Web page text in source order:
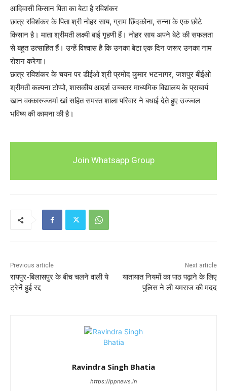
आदिवासी किसान पिता का बेटा है रविशंकर
छात्र रविशंकर के पिता श्री नोहर साय, ग्राम छिंदकोना, सन्ना के एक छोटे
किसान है। माता श्रीमती लक्ष्मी बाई गृहणी हैं। नोहर साय अपने बेटे की सफलता
से बहुत उत्साहित हैं। उन्हें विश्वास है कि उनका बेटा एक दिन जरूर उनका नाम
रोशन करेगा।
छात्र रविशंकर के चयन पर डीईओ श्री प्रमोद कुमार भटनागर, जशपुर बीईओ
श्रीमती कल्पना टोप्पो, शासकीय आदर्श उच्चतर माध्यमिक विद्यालय के प्राचार्य
खान वक्कारुज्जमां खां सहित समस्त शाला परिवार ने बधाई देते हुए उज्ज्वल
भविष्य की कामना की है।
Join Whatsapp Group
Previous article
रायपुर-बिलासपुर के बीच चलने वाली ये
ट्रेनें हुई रद्द
Next article
यातायात नियमों का पाठ पढ़ाने के लिए
पुलिस ने ली यमराज की मदद
Ravindra Singh Bhatia
https://ppnews.in